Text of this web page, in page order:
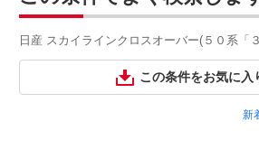
日産 スカイラインクロスオーバー(５０系「
この条件をお気に入
新